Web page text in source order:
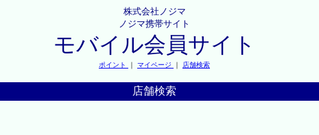
株式会社ノジマ
ノジマ携帯サイト
モバイル会員サイト
ポイント ｜ マイページ ｜ 店舗検索
店舗検索